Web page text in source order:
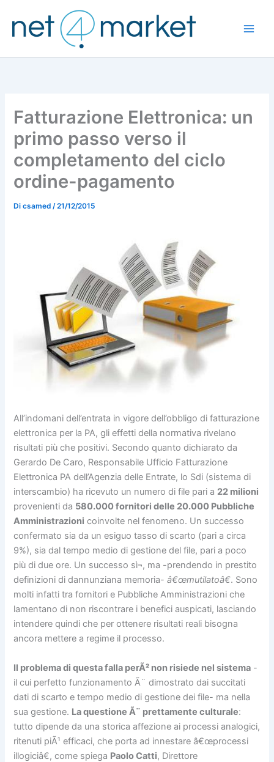
contenuto
Fatturazione Elettronica: un
primo passo verso il
completamento del ciclo
ordine-pagamento
Dicsamed/21/12/2015
All’indomani dell’entrata in vigore dell’obbligo di fatturazione
elettronica per la PA, gli effetti della normativa rivelano
risultati più che positivi. Secondo quanto dichiarato da
Gerardo De Caro, Responsabile Ufficio Fatturazione
Elettronica PA dell’Agenzia delle Entrate, lo Sdi (sistema di
interscambio) ha ricevuto un numero di file pari a 22 milioni
provenienti da 580.000 fornitori delle 20.000 Pubbliche
Amministrazioni coinvolte nel fenomeno. Un successo
confermato sia da un esiguo tasso di scarto (pari a circa
9%), sia dal tempo medio di gestione del file, pari a poco
più di due ore. Un successo sì¬, ma -prendendo in prestito
definizioni di dannunziana memoria-â€œmutilatoâ€. Sono
molti infatti tra fornitori e Pubbliche Amministrazioni che
lamentano di non riscontrare i benefici auspicati, lasciando
intendere quindi che per ottenere risultati reali bisogna
ancora mettere a regime il processo.
Il problema di questa falla perÃ² non risiede nel sistema -
il cui perfetto funzionamento Ã¨ dimostrato dai succitati
dati di scarto e tempo medio di gestione dei file- ma nella
sua gestione. La questione Ã¨ prettamente culturale:
tutto dipende da una storica affezione ai processi analogici,
ritenuti piÃ¹ efficaci, che porta ad innestare â€œprocessi
illogiciâ€, come spiega Paolo Catti, Direttore